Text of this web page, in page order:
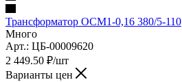
Трансформатор ОСМ1-0,16 380/5-110
Много
Арт.: ЦБ-00009620
2 449.50 ₽/шт
Варианты цен